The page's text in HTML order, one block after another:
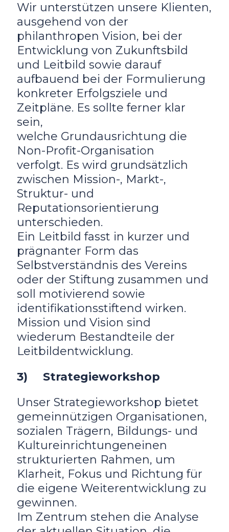
Wir unterstützen unsere Klienten,
ausgehend von der
philanthropen Vision, bei der
Entwicklung von Zukunftsbild
und Leitbild sowie darauf
aufbauend bei der Formulierung
konkreter Erfolgsziele und
Zeitpläne. Es sollte ferner klar
sein,
welche Grundausrichtung die
Non-Profit-Organisation
verfolgt. Es wird grundsätzlich
zwischen Mission-, Markt-,
Struktur- und
Reputationsorientierung
unterschieden.
Ein Leitbild fasst in kurzer und
prägnanter Form das
Selbstverständnis des Vereins
oder der Stiftung zusammen und
soll motivierend sowie
identifikationsstiftend wirken.
Mission und Vision sind
wiederum Bestandteile der
Leitbildentwicklung.
3) Strategieworkshop
Unser Strategieworkshop bietet
gemeinnützigen Organisationen,
sozialen Trägern, Bildungs- und
Kultureinrichtungeneinen
strukturierten Rahmen, um
Klarheit, Fokus und Richtung für
die eigene Weiterentwicklung zu
gewinnen.
Im Zentrum stehen die Analyse